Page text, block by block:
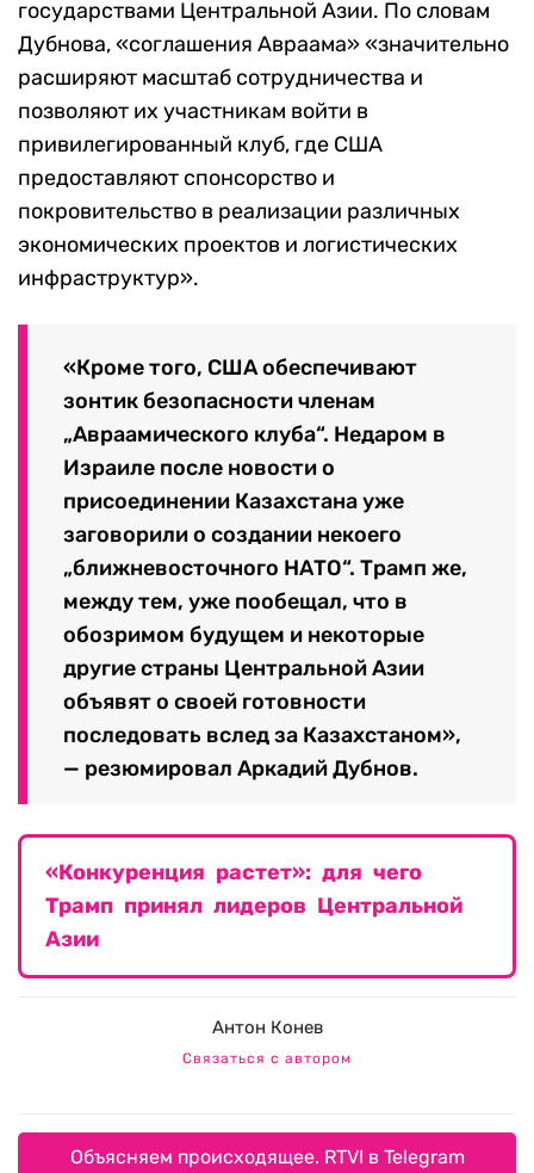
государствами Центральной Азии. По словам
Дубнова, «соглашения Авраама» «значительно
расширяют масштаб сотрудничества и
позволяют их участникам войти в
привилегированный клуб, где США
предоставляют спонсорство и
покровительство в реализации различных
экономических проектов и логистических
инфраструктур».
«Кроме того, США обеспечивают
зонтик безопасности членам
„Авраамического клуба“. Недаром в
Израиле после новости о
присоединении Казахстана уже
заговорили о создании некоего
„ближневосточного НАТО“. Трамп же,
между тем, уже пообещал, что в
обозримом будущем и некоторые
другие страны Центральной Азии
объявят о своей готовности
последовать вслед за Казахстаном»,
— резюмировал Аркадий Дубнов.
«Конкуренция растет»: для чего
Трамп принял лидеров Центральной
Азии
Антон Конев
Связаться с автором
Объясняем происходящее. RTVI в Telegram